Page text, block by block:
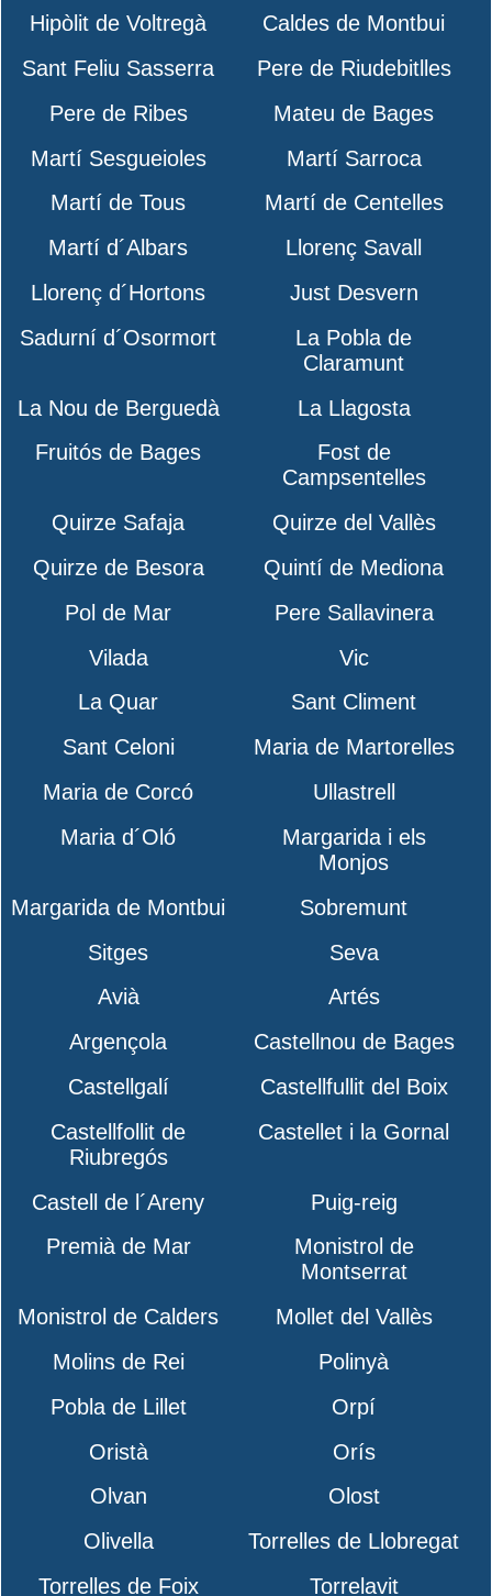
Hipòlit de Voltregà
Caldes de Montbui
Sant Feliu Sasserra
Pere de Riudebitlles
Pere de Ribes
Mateu de Bages
Martí Sesgueioles
Martí Sarroca
Martí de Tous
Martí de Centelles
Martí d´Albars
Llorenç Savall
Llorenç d´Hortons
Just Desvern
Sadurní d´Osormort
La Pobla de
Claramunt
La Nou de Berguedà
La Llagosta
Fruitós de Bages
Fost de
Campsentelles
Quirze Safaja
Quirze del Vallès
Quirze de Besora
Quintí de Mediona
Pol de Mar
Pere Sallavinera
Vilada
Vic
La Quar
Sant Climent
Sant Celoni
Maria de Martorelles
Maria de Corcó
Ullastrell
Maria d´Oló
Margarida i els
Monjos
Margarida de Montbui
Sobremunt
Sitges
Seva
Avià
Artés
Argençola
Castellnou de Bages
Castellgalí
Castellfullit del Boix
Castellfollit de
Riubregós
Castellet i la Gornal
Castell de l´Areny
Puig-reig
Premià de Mar
Monistrol de
Montserrat
Monistrol de Calders
Mollet del Vallès
Molins de Rei
Polinyà
Pobla de Lillet
Orpí
Oristà
Orís
Olvan
Olost
Olivella
Torrelles de Llobregat
Torrelles de Foix
Torrelavit